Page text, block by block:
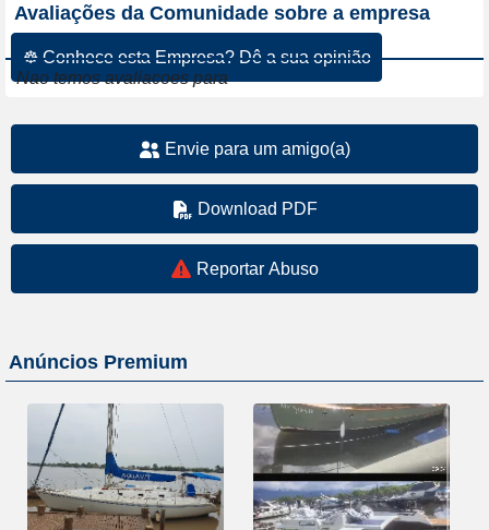
Avaliações da Comunidade sobre a empresa
☸ Conhece esta Empresa? Dê a sua opinião
Nao temos avaliacoes para
Envie para um amigo(a)
Download PDF
Reportar Abuso
Anúncios Premium